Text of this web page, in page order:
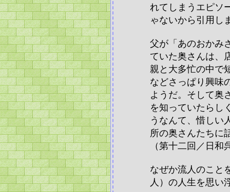
れてしまうエピソ
ゃないから引用し
父が「あのおかみ
ていた奥さんは、
親と大多忙の中で
などさっぱり興味
ようだ。そして奥
を知っていたらし
うなんて、惜しい
所の奥さんたちに
（第十二回／日
なぜか流人のこと
人）の人生を思い